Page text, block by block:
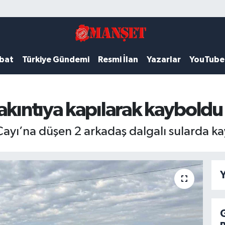
Türkiye Gündemi Resmi İlan Yazarlar YouTube
kapılarak kayboldu
düşen 2 arkadaş dalgalı sularda